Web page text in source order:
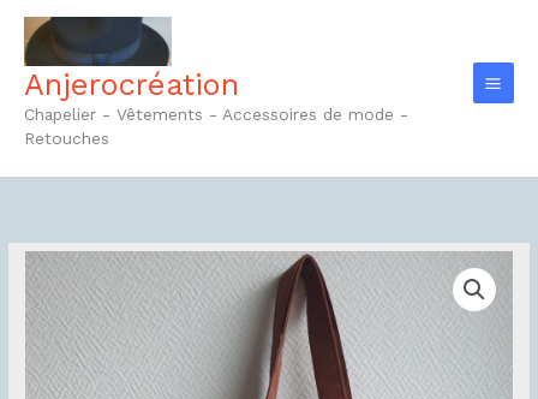
Aller
contenuAnjerocréation
Chapelier - Vêtements - Accessoires de mode -
Retouches
quantité
de
Tote-
bag
Réf3.1